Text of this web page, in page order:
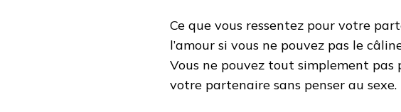
Ce que vous ressentez pour votre
l’amour si vous ne pouvez pas le
Vous ne pouvez tout simplement
votre partenaire sans penser au sexe.